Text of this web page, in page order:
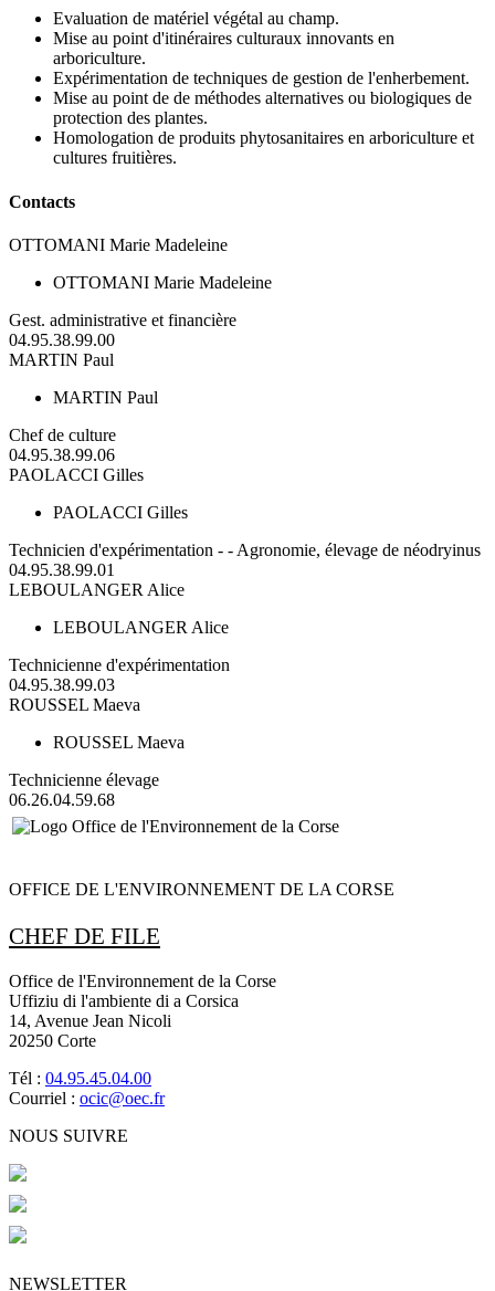
Evaluation de matériel végétal au champ.
Mise au point d'itinéraires culturaux innovants en
arboriculture.
Expérimentation de techniques de gestion de l'enherbement.
Mise au point de de méthodes alternatives ou biologiques de
protection des plantes.
Homologation de produits phytosanitaires en arboriculture et
cultures fruitières.
Contacts
OTTOMANI Marie Madeleine
OTTOMANI Marie Madeleine
Gest. administrative et financière
04.95.38.99.00
MARTIN Paul
MARTIN Paul
Chef de culture
04.95.38.99.06
PAOLACCI Gilles
PAOLACCI Gilles
Technicien d'expérimentation - - Agronomie, élevage de néodryinus
04.95.38.99.01
LEBOULANGER Alice
LEBOULANGER Alice
Technicienne d'expérimentation
04.95.38.99.03
ROUSSEL Maeva
ROUSSEL Maeva
Technicienne élevage
06.26.04.59.68
OFFICE DE L'ENVIRONNEMENT DE LA CORSE
CHEF DE FILE
Office de l'Environnement de la Corse
Uffiziu di l'ambiente di a Corsica
14, Avenue Jean Nicoli
20250 Corte
Tél : 04.95.45.04.00
Courriel : ocic@oec.fr
NOUS SUIVRE
NEWSLETTER